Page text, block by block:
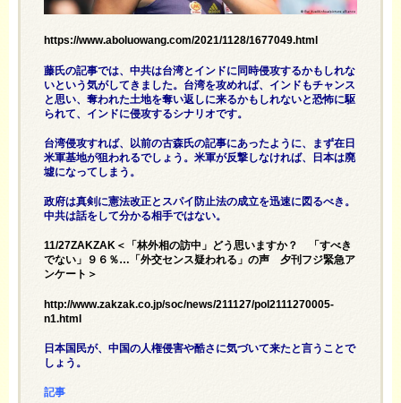
https://www.aboluowang.com/2021/1128/1677049.html
藤氏の記事では、中共は台湾とインドに同時侵攻するかもしれな
いという気がしてきました。台湾を攻めれば、インドもチャンス
と思い、奪われた土地を奪い返しに来るかもしれないと恐怖に駆
られて、インドに侵攻するシナリオです。
台湾侵攻すれば、以前の古森氏の記事にあったように、まず在日
米軍基地が狙われるでしょう。米軍が反撃しなければ、日本は廃
墟になってしまう。
政府は真剣に憲法改正とスパイ防止法の成立を迅速に図るべき。
中共は話をして分かる相手ではない。
11/27ZAKZAK＜「林外相の訪中」どう思いますか？ 「すべき
でない」９６％…「外交センス疑われる」の声 夕刊フジ緊急ア
ンケート＞
http://www.zakzak.co.jp/soc/news/211127/pol2111270005-
n1.html
日本国民が、中国の人権侵害や酷さに気づいて来たと言うことで
しょう。
記事